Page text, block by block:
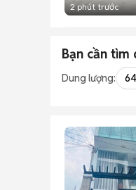
2 phút trước
Bạn cần tìm
Dung lượng: